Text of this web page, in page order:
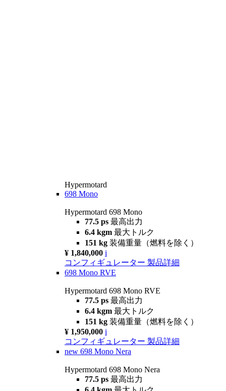
Hypermotard
698 Mono
Hypermotard 698 Mono
77.5 ps 最高出力
6.4 kgm 最大トルク
151 kg 装備重量（燃料を除く）
¥ 1,840,000 i
コンフィギュレーター 製品詳細
698 Mono RVE
Hypermotard 698 Mono RVE
77.5 ps 最高出力
6.4 kgm 最大トルク
151 kg 装備重量（燃料を除く）
¥ 1,950,000 i
コンフィギュレーター 製品詳細
new 698 Mono Nera
Hypermotard 698 Mono Nera
77.5 ps 最高出力